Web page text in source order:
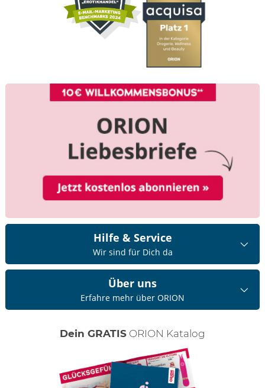
Hilfe & Service
Wir sind für Dich da
Über uns
Erfahre mehr über ORION
Dein GRATIS ORION Katalog